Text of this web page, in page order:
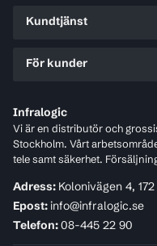
Infralogic
Vi är en distributör och
Stockholm. Vårt
tele samt säkerhet.
Adress: Kolonivägen 4,
Epost:info@infralogic.se
Telefon:08-445 22 90
Kundtjänst
För kunder